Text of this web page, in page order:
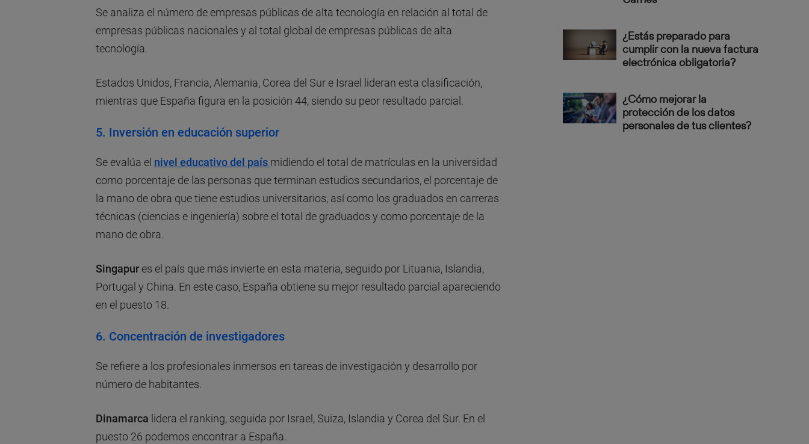
Se analiza el número de empresas públicas de alta tecnología en relación al total de
empresas públicas nacionales y al total global de empresas públicas de alta
tecnología.
Estados Unidos, Francia, Alemania, Corea del Sur e Israel lideran esta clasificación,
mientras que España figura en la posición 44, siendo su peor resultado parcial.
5. Inversión en educación superior
Se evalúa el nivel educativo del país midiendo el total de matrículas en la universidad
como porcentaje de las personas que terminan estudios secundarios, el porcentaje de
la mano de obra que tiene estudios universitarios, así como los graduados en carreras
técnicas (ciencias e ingeniería) sobre el total de graduados y como porcentaje de la
mano de obra.
Singapures el país que más invierte en esta materia, seguido por Lituania, Islandia,
Portugal y China. En este caso, España obtiene su mejor resultado parcial apareciendo
en el puesto 18.
6. Concentración de investigadores
Se refiere a los profesionales inmersos en tareas de investigación y desarrollo por
número de habitantes.
Dinamarca lidera el ranking, seguida por Israel, Suiza, Islandia y Corea del Sur. En el
puesto 26 podemos encontrar a España.
¿Estás preparado para
cumplir con la nueva factura
electrónica obligatoria?
¿Cómo mejorar la
protección de los datos
personales de tus clientes?